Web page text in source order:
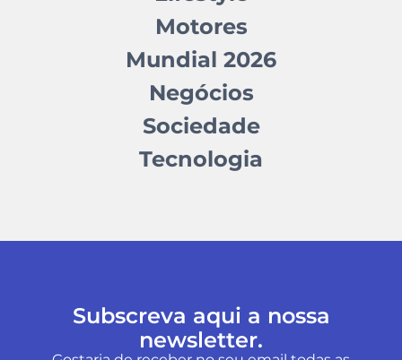
Motores
Mundial 2026
Negócios
Sociedade
Tecnologia
Subscreva aqui a nossa
newsletter.